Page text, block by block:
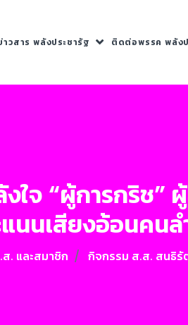
าวสาร พลังประชารัฐ ติดต่อพรรค พลังป
ใจ “ผู้การกริช”
นนเสียงอ้อนคน
. และสมาชิก กิจกรรม ส.ส. สนธิรั